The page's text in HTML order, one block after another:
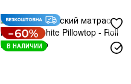
В НАЛИЧИИ